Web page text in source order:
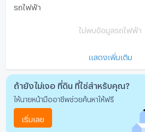
รถไฟฟ้า
ไม่พบข้อมูลรถไฟฟ้า
แสดงเพิ่มเติม
ถ้ายังไม่เจอ ที่ดิน ที่ใช่สำหรับคุณ?
ให้นายหน้ามืออาชีพช่วยค้นหาให้ฟรี
เริ่มเลย